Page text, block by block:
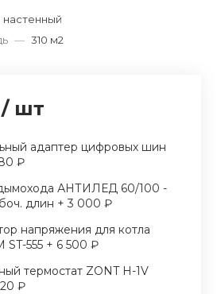
настенный
— 310 м2
/ шт
адаптер цифровых шин
₽
АНТИЛЕД 60/100 -
длин + 3 000 ₽
напряжения для котла
ST-555 + 6 500 ₽
термостат ZONT H-1V
₽